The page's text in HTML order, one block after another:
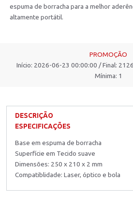
espuma de borracha para a melhor
altamente portátil.
PROMOÇÃO
Início: 2026-06-23 00:00:00 / Final:
Mínima: 1
DESCRIÇÃO
ESPECIFICAÇÕES
Base em espuma de borracha
Superfície em Tecido suave
Dimensões: 250 x 210 x 2 mm
Compatiblidade: Laser, óptico e bola